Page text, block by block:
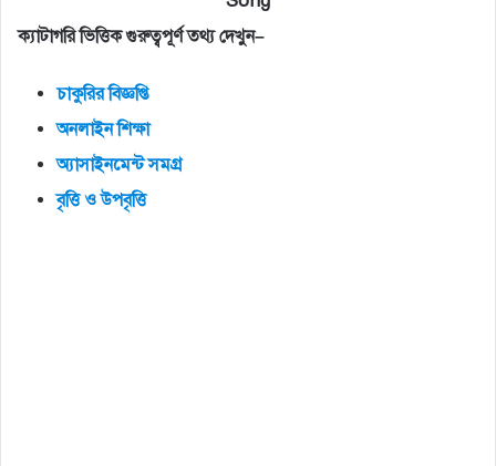
ক্যাটাগরি ভিত্তিক গুরুত্বপূর্ণ তথ্য দেখুন–
চাকুরির বিজ্ঞপ্তি
অনলাইন শিক্ষা
অ্যাসাইনমেন্ট সমগ্র
বৃত্তি ও উপবৃত্তি